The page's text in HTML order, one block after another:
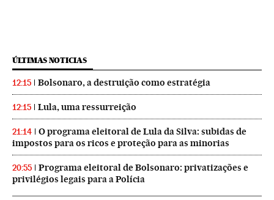
ÚLTIMAS NOTICIAS
12:15 Bolsonaro, a destruição como estratégia
12:15 Lula, uma ressurreição
21:14
O programa eleitoral de Lula da Silva: subidas de
impostos para os ricos e proteção para as minorias
20:55
Programa eleitoral de Bolsonaro: privatizações e
privilégios legais para a Polícia